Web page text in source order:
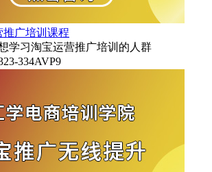
推广培训课程
学习淘宝运营推广培训的人群
334AVP9